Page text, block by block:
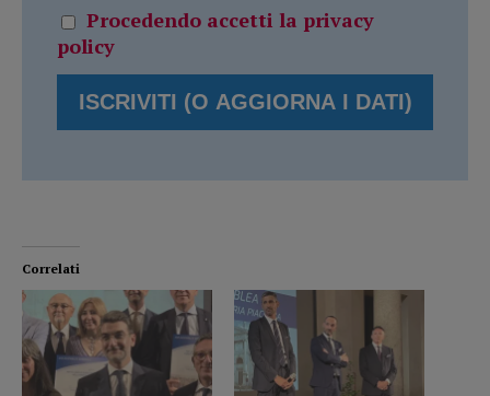
Procedendo accetti la privacy
policy
Correlati